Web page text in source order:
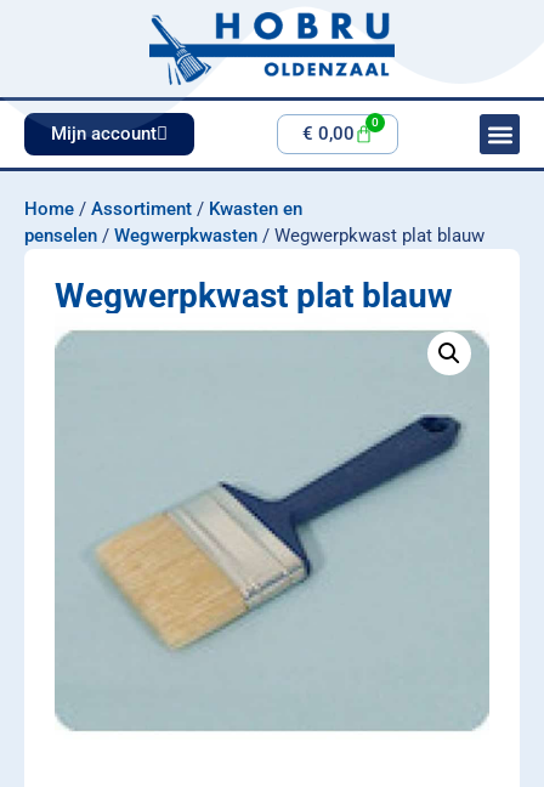
Mijn account € 0,00
0
Home / Assortiment / Kwasten en
penselen / Wegwerpkwasten / Wegwerpkwast plat blauw
Wegwerpkwast plat blauw